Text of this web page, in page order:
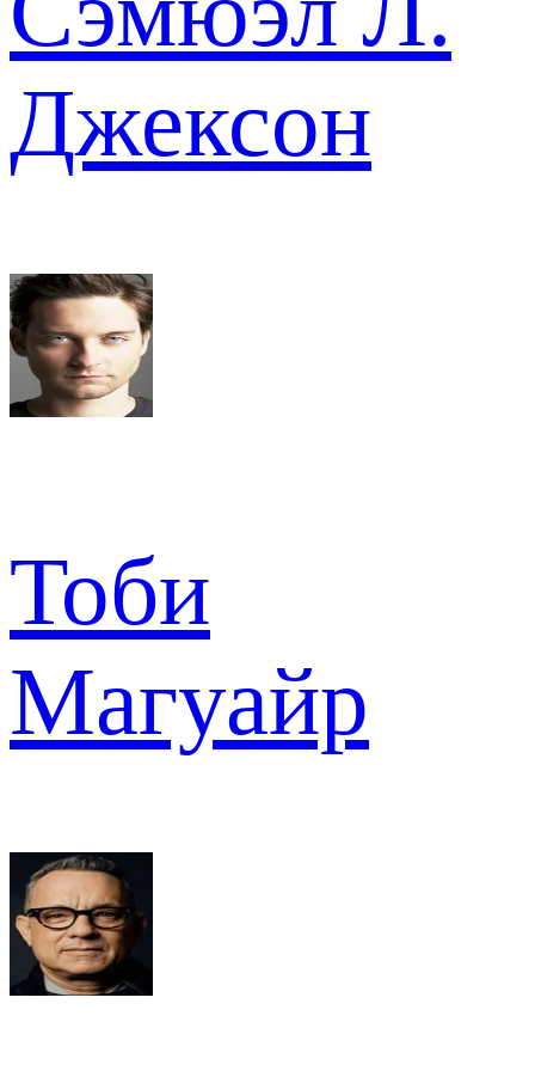
Джексон
Тоби
Магуайр